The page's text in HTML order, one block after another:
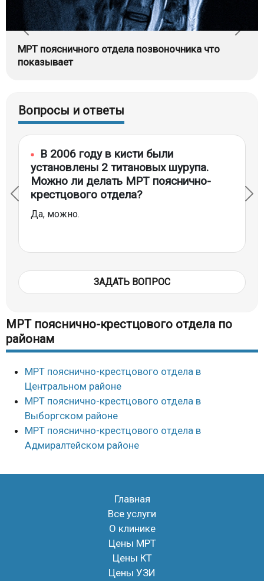
МРТ поясничного отдела позвоночника что
показывает
Вопросы и ответы
В 2006 году в кисти были
установлены 2 титановых шурупа.
Можно ли делать МРТ пояснично-
крестцового отдела?
Да, можно.
ЗАДАТЬ ВОПРОС
МРТ пояснично-крестцового отдела по
районам
МРТ пояснично-крестцового отдела в
Центральном районе
МРТ пояснично-крестцового отдела в
Выборгском районе
МРТ пояснично-крестцового отдела в
Адмиралтейском районе
Главная
Все услуги
О клинике
Цены МРТ
Цены КТ
Цены УЗИ